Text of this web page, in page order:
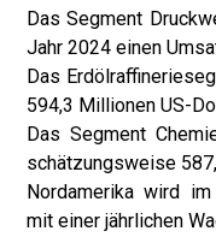
Das Segment
Jahr 2024 einen
Das
594,3 Millionen US-
Das Segment
schätzungsweise
Nordamerika wird
mit einer jährlichen